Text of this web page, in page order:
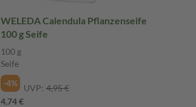
WELEDA Calendula Pflanzenseife
100 g Seife
100 g
Seife
-4%
UVP: 4,95 €
4,74 €